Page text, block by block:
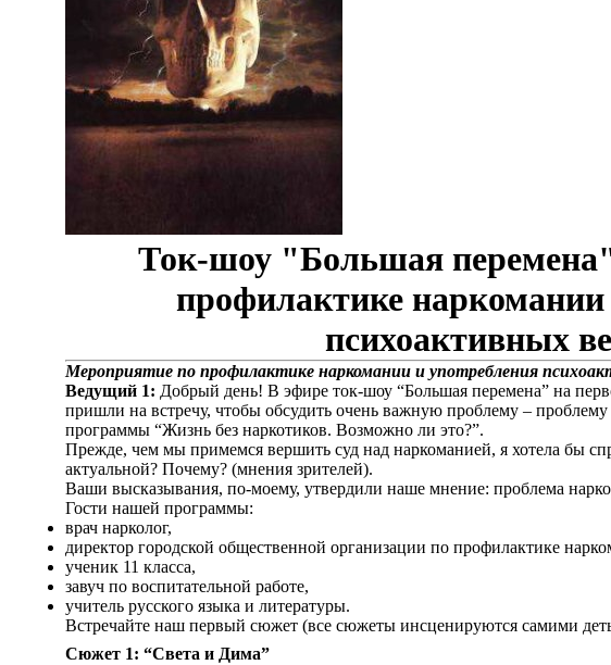
Ток-шоу "Большая
профилактике наркомании
психоактивных
Мероприятие по профилактике наркомании и употребления
Ведущий 1: Добрый день! В эфире ток-шоу “Большая перемена” на
пришли на встречу, чтобы обсудить очень важную проблему –
программы “Жизнь без наркотиков. Возможно ли это?”.
Прежде, чем мы примемся вершить суд над наркоманией, я хотела бы
актуальной? Почему? (мнения зрителей).
Ваши высказывания, по-моему, утвердили наше мнение: проблема
Гости нашей программы:
врач нарколог,
директор городской общественной организации по профилактике
ученик 11 класса,
завуч по воспитательной работе,
учитель русского языка и литературы.
Встречайте наш первый сюжет (все сюжеты инсценируются самими
Сюжет 1: “Света и Дима”